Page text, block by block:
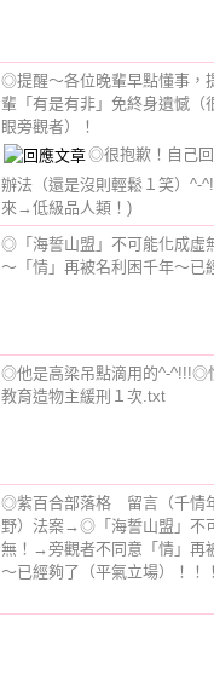
◎提醒～各位晚輩早點懂事，
輩「有是有非」免終身遺憾（
眼旁觀者）！
◎很抱歉！自己
辦法（還是沒則輕鬆１笑）^-
來→低級品人類！)
◎「海誓山盟」不可能化成虛
～「情」再被名利困千年～已
◎他是高梁吊點滴用的^-^!!!◎
教育造物主緩刑１次.txt
◎紫百合部落格 留言（千情
野）法案→◎「海誓山盟」不
無！→旁觀者不同意「情」再
～已經夠了（平氣立場）！！